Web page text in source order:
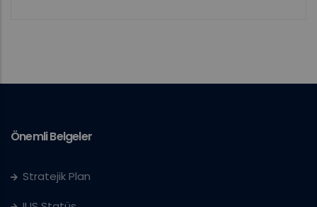
Önemli Belgeler
Stratejik Plan